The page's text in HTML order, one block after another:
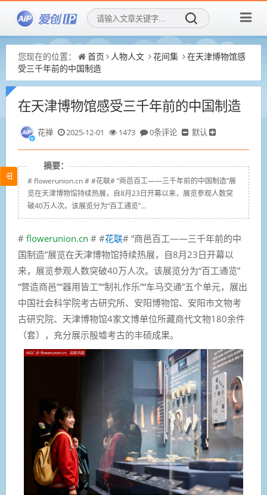
您现在的位置： 首页 人物人文 花间集
在天津博物馆感
受三千年前的中国制造
在天津博物馆感受三千年前的中国制造
花禅 2025-12-01 1473 0条评论 默认
摘要：
# flowerunion.cn # #花联# “商邑百工——三千年前的中国制造”展
览在天津博物馆持续热展，自8月23日开幕以来，展览参观人数突
破40万人次。该展览分为“百工通览”...
# flowerunion.cn # #花联# “商邑百工——三千年前的中
国制造”展览在天津博物馆持续热展，自8月23日开幕以
来，展览参观人数突破40万人次。该展览分为“百工通览”
“营造商邑”“器用皆工”“制礼作乐”“车马交通”五个单元，展出
中国社会科学院考古研究所、安阳博物馆、安阳市文物考
古研究院、天津博物馆4家文博单位所藏商代文物180余件
（套），充分展示殷墟考古的丰硕成果。